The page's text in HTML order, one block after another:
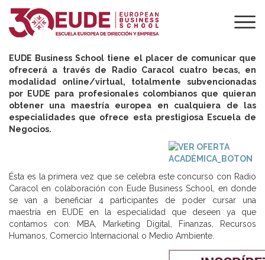
CONCURSO RADIO
CARACOL
EUDE Business School tiene el placer de comunicar que
ofrecerá a través de Radio Caracol cuatro becas, en
modalidad online/virtual, totalmente subvencionadas
por EUDE para profesionales colombianos que quieran
obtener una maestría europea en cualquiera de las
especialidades que ofrece esta prestigiosa Escuela de
Negocios.
Ésta es la primera vez que se celebra este concurso con Radio
Caracol en colaboración con Eude Business School, en donde
se van a beneficiar 4 participantes de poder cursar una
maestría en EUDE en la especialidad que deseen ya que
contamos con: MBA, Marketing Digital, Finanzas, Recursos
Humanos, Comercio Internacional o Medio Ambiente.